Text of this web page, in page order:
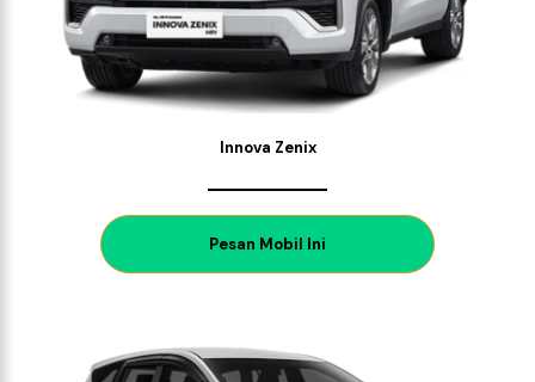
Innova Zenix
Pesan Mobil Ini